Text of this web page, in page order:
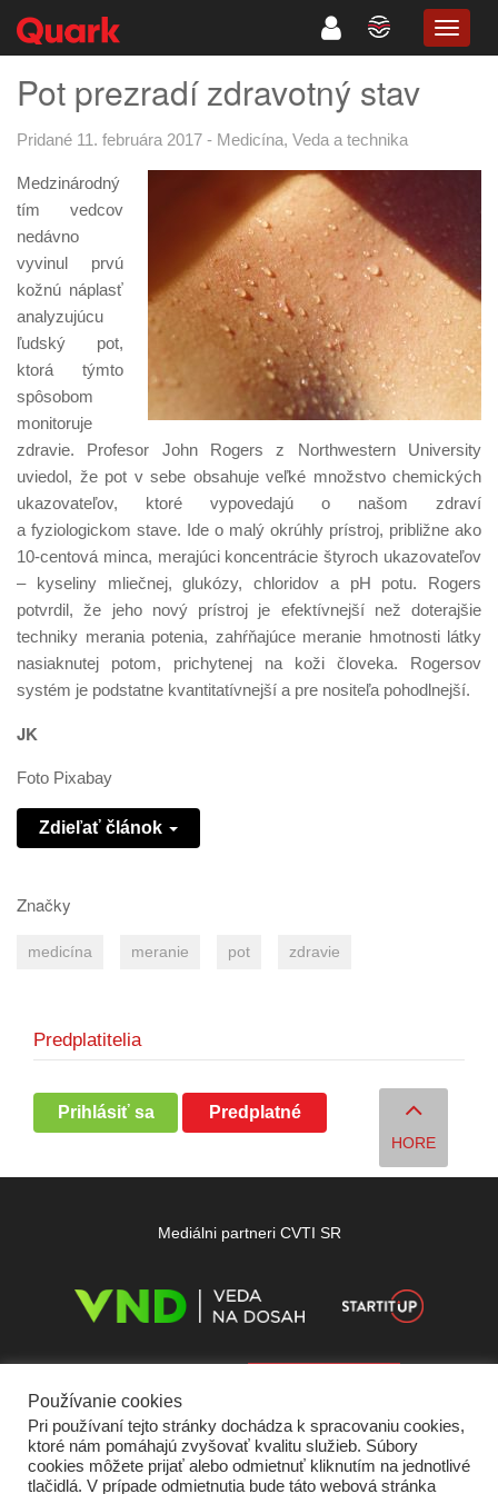
Pot prezradí zdravotný stav
Pridané 11. februára 2017 - Medicína, Veda a technika
Medzinárodný
tím vedcov
nedávno
vyvinul prvú
kožnú náplasť
analyzujúcu
ľudský pot,
ktorá týmto
spôsobom
monitoruje
zdravie. Profesor John Rogers z Northwestern University
uviedol, že pot v sebe obsahuje veľké množstvo chemických
ukazovateľov, ktoré vypovedajú o našom zdraví
a fyziologickom stave. Ide o malý okrúhly prístroj, približne ako
10-centová minca, merajúci koncentrácie štyroch ukazovateľov
– kyseliny mliečnej, glukózy, chloridov a pH potu. Rogers
potvrdil, že jeho nový prístroj je efektívnejší než doterajšie
techniky merania potenia, zahŕňajúce meranie hmotnosti látky
nasiaknutej potom, prichytenej na koži človeka. Rogersov
systém je podstatne kvantitatívnejší a pre nositeľa pohodlnejší.
JK
Foto Pixabay
Zdieľať článok
Značky
medicína meranie pot zdravie
Predplatitelia
Prihlásiť sa Predplatné
HORE
Mediálni partneri CVTI SR
Používanie cookies
Pri používaní tejto stránky dochádza k spracovaniu cookies,
ktoré nám pomáhajú zvyšovať kvalitu služieb. Súbory
cookies môžete prijať alebo odmietnuť kliknutím na jednotlivé
tlačidlá. V prípade odmietnutia bude táto webová stránka